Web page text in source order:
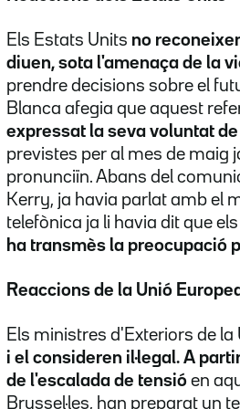
Els Estats Units no
diuen, sota l'amenaça de la
prendre decisions sobre el
Blanca afegia que aquest
expressat la seva voluntat
previstes per al mes de maig
pronunciïn. Abans del
Kerry, ja havia parlat amb el
telefònica ja li havia dit que
ha transmès la preocupació
Reaccions de la Unió
Els ministres d'Exteriors de la
i el consideren il·legal. A
de l'escalada de tensió en
Brussel·les, han preparat un